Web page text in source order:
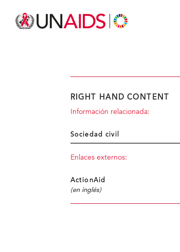
RIGHT HAND CONTENT
Información relacionada:
Sociedad civil
Enlaces externos:
ActionAid
(en inglés)